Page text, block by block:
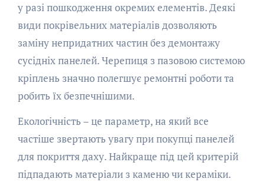
у разі пошкодження окремих елементів. Деякі
види покрівельних матеріалів дозволяють
заміну непридатних частин без демонтажу
сусідніх панелей. Черепиця з пазовою системою
кріплень значно полегшує ремонтні роботи та
робить їх безпечнішими.
Екологічність – це параметр, на який все
частіше звертають увагу при покупці панелей
для покриття даху. Найкраще під цей критерій
підпадають матеріали з каменю чи кераміки.